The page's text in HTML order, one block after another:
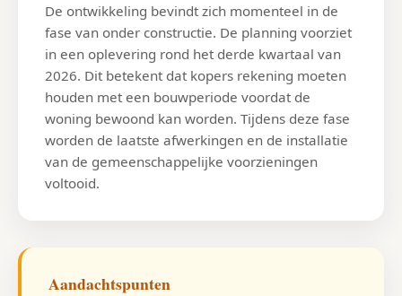
De ontwikkeling bevindt zich momenteel in de
fase van onder constructie. De planning voorziet
in een oplevering rond het derde kwartaal van
2026. Dit betekent dat kopers rekening moeten
houden met een bouwperiode voordat de
woning bewoond kan worden. Tijdens deze fase
worden de laatste afwerkingen en de installatie
van de gemeenschappelijke voorzieningen
voltooid.
Aandachtspunten